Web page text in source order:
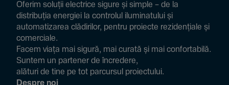
Oferim soluții electrice sigure și simple – de la
distribuția energiei la controlul ilumi­na­tului și
auto­ma­ti­zarea clădi­rilor, pentru proiecte rezi­den­țiale și
comer­ciale.
Facem viața mai sigură, mai curată și mai confor­ta­bilă.
Suntem un partener de încre­dere,
alături de tine pe tot parcursul proiec­tului.
Despre noi